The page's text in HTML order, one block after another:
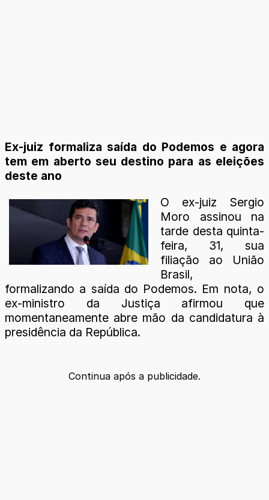
Ex-juiz formaliza saída do Podemos e agora
tem em aberto seu destino para as eleições
deste ano
O ex-juiz Sergio
Moro assinou na
tarde desta quinta-
feira, 31, sua
filiação ao União
Brasil,
formalizando a saída do Podemos. Em nota, o
ex-ministro da Justiça afirmou que
momentaneamente abre mão da candidatura à
presidência da República.
Continua após a publicidade.